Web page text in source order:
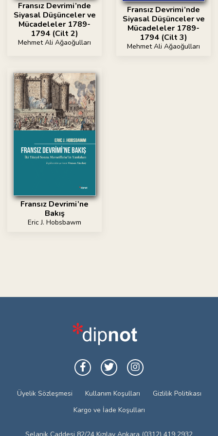
Fransız Devrimi’nde
Siyasal Düşünceler ve
Mücadeleler 1789-
1794 (Cilt 2)
Mehmet Ali Ağaoğulları
Fransız Devrimi’nde
Siyasal Düşünceler ve
Mücadeleler 1789-
1794 (Cilt 3)
Mehmet Ali Ağaoğulları
Fransız Devrimi’ne
Bakış
Eric J. Hobsbawm
Üyelik Sözleşmesi Kullanım Koşulları
Gizlilik Politikası
Kargo ve İade Koşulları